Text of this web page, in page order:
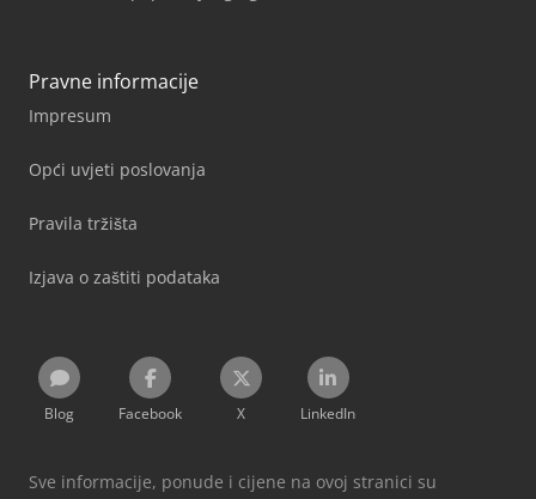
Pravne informacije
Impresum
Opći uvjeti poslovanja
Pravila tržišta
Izjava o zaštiti podataka
Blog Facebook X LinkedIn
Sve informacije, ponude i cijene na ovoj stranici su